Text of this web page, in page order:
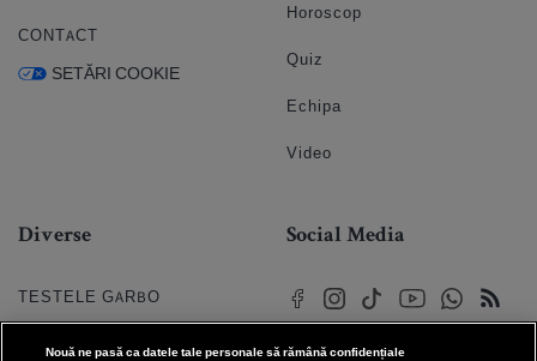
CONTACT
SETĂRI COOKIE
Horoscop
Quiz
Echipa
Video
Diverse
TESTELE GARBO
HOROSCOP
Social Media
Nouă ne pasă ca datele tale personale să rămână confidențiale